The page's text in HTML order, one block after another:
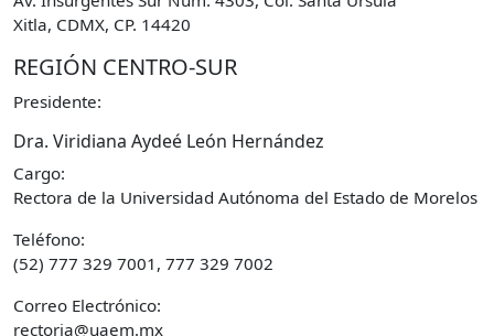
Xitla, CDMX, CP. 14420
REGIÓN CENTRO-SUR
Presidente:
Dra. Viridiana Aydeé León Hernández
Cargo:
Rectora de la Universidad Autónoma del Estado de Morelos
Teléfono:
(52) 777 329 7001, 777 329 7002
Correo Electrónico:
rectoria@uaem.mx